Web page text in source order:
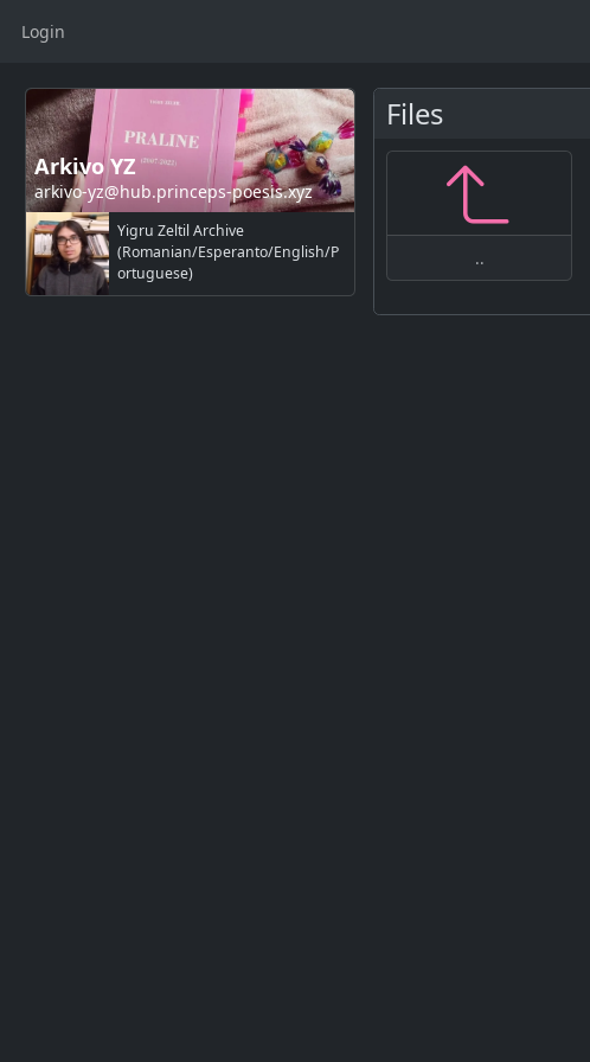
Login
Arkivo YZ
arkivo-yz@hub.princeps-poesis.xyz
Yigru Zeltil Archive
(Romanian/Esperanto/English/P
ortuguese)
Files
..